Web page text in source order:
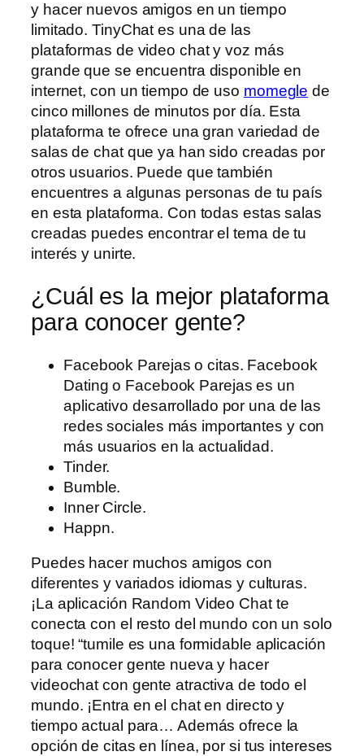
y hacer nuevos amigos en un tiempo
limitado. TinyChat es una de las
plataformas de video chat y voz más
grande que se encuentra disponible en
internet, con un tiempo de uso momegle de
cinco millones de minutos por día. Esta
plataforma te ofrece una gran variedad de
salas de chat que ya han sido creadas por
otros usuarios. Puede que también
encuentres a algunas personas de tu país
en esta plataforma. Con todas estas salas
creadas puedes encontrar el tema de tu
interés y unirte.
¿Cuál es la mejor plataforma
para conocer gente?
Facebook Parejas o citas. Facebook
Dating o Facebook Parejas es un
aplicativo desarrollado por una de las
redes sociales más importantes y con
más usuarios en la actualidad.
Tinder.
Bumble.
Inner Circle.
Happn.
Puedes hacer muchos amigos con
diferentes y variados idiomas y culturas.
¡La aplicación Random Video Chat te
conecta con el resto del mundo con un solo
toque! “tumile es una formidable aplicación
para conocer gente nueva y hacer
videochat con gente atractiva de todo el
mundo. ¡Entra en el chat en directo y
tiempo actual para… Además ofrece la
opción de citas en línea, por si tus intereses